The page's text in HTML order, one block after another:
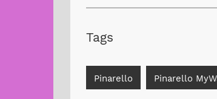
Tags
Pinarello Pinarello